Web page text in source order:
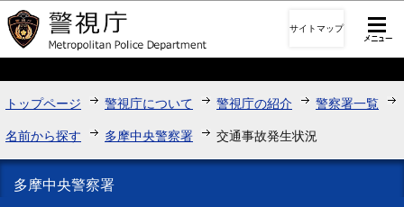
このページの本文へ移動
サイトマップ
トップページ 警視庁について 警視庁の紹介 警察署一覧
名前から探す 多摩中央警察署 交通事故発生状況
多摩中央警察署